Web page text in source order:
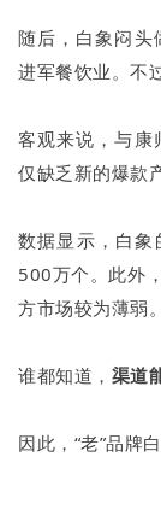
随后，白象闷头
进军餐饮业。不
客观来说，与康
仅缺乏新的爆款
数据显示，白
500万个。此外
方市场较为薄弱。
谁都知道， 渠道
因此，“老”品牌